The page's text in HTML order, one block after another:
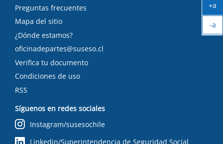
Preguntas frecuentes
Mapa del sitio
¿Dónde estamos?
oficinadepartes@suseso.cl
Verifica tu documento
Condiciones de uso
RSS
Síguenos en redes sociales
Instagram/susesochile
Linkedin/Superintendencia de Seguridad Social
+a
-a